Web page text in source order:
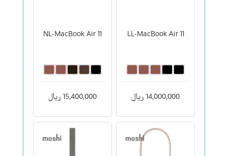
LL-MacBook Air 11
14,000,000 ریال
NL-MacBook Air 11
15,400,000 ریال